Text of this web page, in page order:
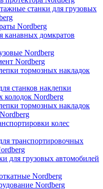
станки для грузовых
Nordberg
канавных домкратов
Nordberg
Nordberg
тормозных накладок
станков наклепки
колодок Nordberg
тормозных накладок
колес
транспортировочных
для грузовых автомобилей
Nordberg
Nordberg